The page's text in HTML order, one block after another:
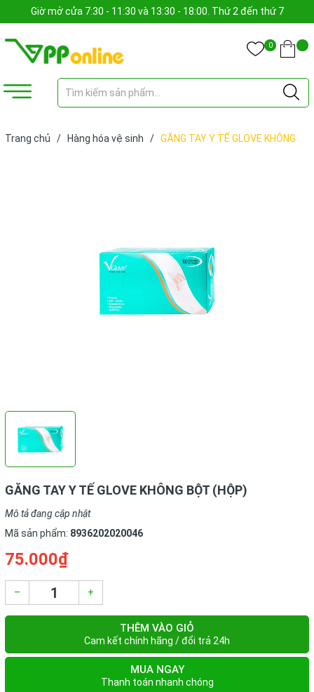
Giờ mở cửa 7:30 - 11:30 và 13:30 - 18:00. Thứ 2 đến thứ 7
0
Trang chủ / Hàng hóa vệ sinh / GĂNG TAY Y TẾ GLOVE KHÔNG
GĂNG TAY Y TẾ GLOVE KHÔNG BỘT (HỘP)
Mô tả đang cập nhật
Mã sản phẩm: 8936202020046
75.000₫
– +
THÊM VÀO GIỎ
Cam kết chính hãng / đổi trả 24h
MUA NGAY
Thanh toán nhanh chóng